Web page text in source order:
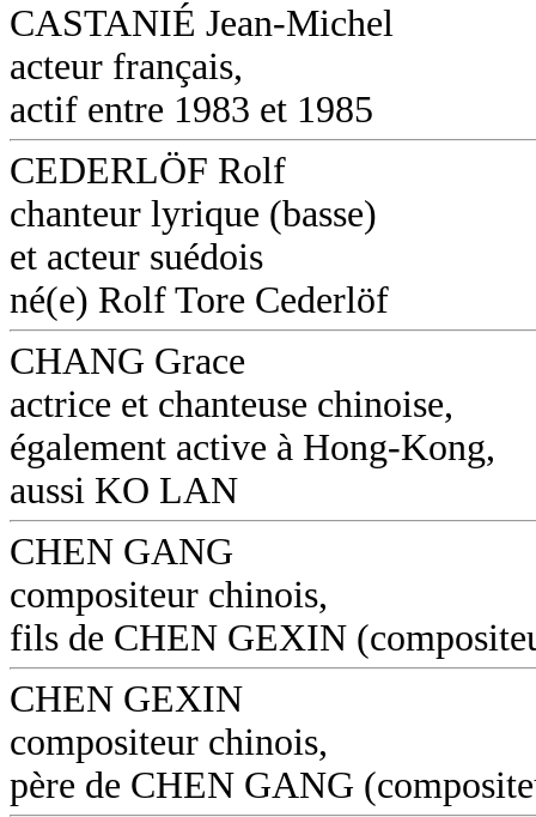
CASTANIÉ Jean-Michel
acteur français,
actif entre 1983 et 1985
CEDERLÖF Rolf
chanteur lyrique (basse)
et acteur suédois
né(e) Rolf Tore Cederlöf
CHANG Grace
actrice et chanteuse chinoise,
également active à Hong-Kong,
aussi KO LAN
CHEN GANG
compositeur chinois,
fils de CHEN GEXIN
CHEN GEXIN
compositeur chinois,
père de CHEN GANG